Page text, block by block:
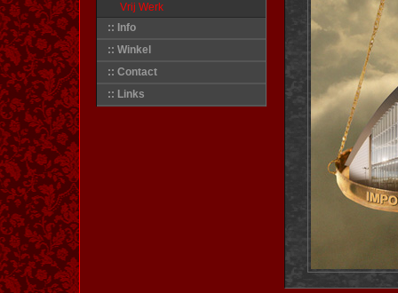
Vrij Werk
:: Info
:: Winkel
:: Contact
:: Links